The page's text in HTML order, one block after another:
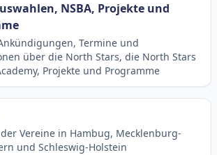
NSBA, Projekte und
Termine und
über die North Stars, die North Stars
Projekte und Programme
Vereine in Hambug, Mecklenburg-
und Schleswig-Holstein